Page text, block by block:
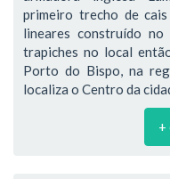
primeiro trecho de
lineares construído
trapiches no local
Porto do Bispo, na
localiza o Centro da
+